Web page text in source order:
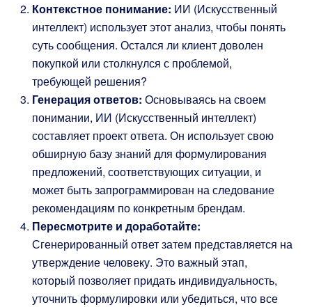
Контекстное понимание: ИИ (Искусственный
интеллект) использует этот анализ, чтобы понять
суть сообщения. Остался ли клиент доволен
покупкой или столкнулся с проблемой,
требующей решения?
Генерация ответов: Основываясь на своем
понимании, ИИ (Искусственный интеллект)
составляет проект ответа. Он использует свою
обширную базу знаний для формулирования
предложений, соответствующих ситуации, и
может быть запрограммирован на следование
рекомендациям по конкретным брендам.
Пересмотрите и доработайте:
Сгенерированный ответ затем представляется на
утверждение человеку. Это важный этап,
который позволяет придать индивидуальность,
уточнить формулировки или убедиться, что все